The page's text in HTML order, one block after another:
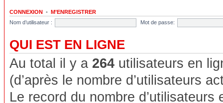
CONNEXION • M’ENREGISTRER
Nom d’utilisateur :
Mot de passe:
QUI EST EN LIGNE
Au total il y a 264 utilisateurs en
(d’après le nombre d’utilisateurs
Le record du nombre